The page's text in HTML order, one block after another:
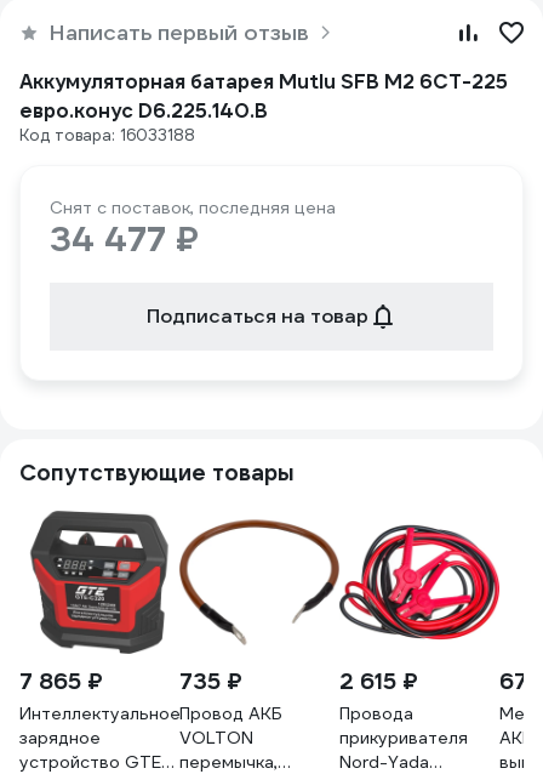
Написать первый отзыв
Аккумуляторная батарея Mutlu SFB M2 6СТ-225
евро.конус D6.225.140.B
Код товара: 16033188
Снят с поставок, последняя цена
34 477 ₽
Подписаться на товар
Сопутствующие товары
7 865 ₽
Интеллектуальное
зарядное
устройство GTE
735 ₽
Провод АКБ
VOLTON
перемычка,
2 615 ₽
Провода
прикуривателя
Nord-Yada
АКБ